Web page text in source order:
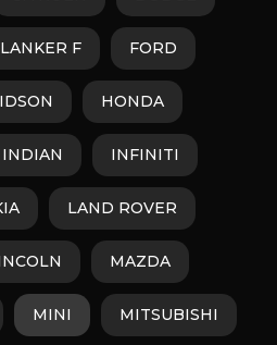
F FORD
HONDA
INDIAN INFINITI
LAND ROVER
MAZDA
MINI MITSUBISHI